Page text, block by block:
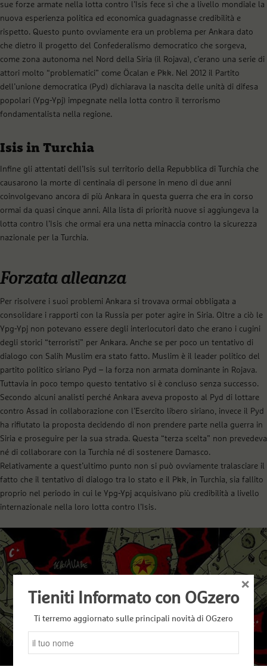
sue forze armate nella lotta contro l’Isis fece sì che a livello mondiale la
nuova esperienza politica ed economica guadagnasse credibilità e
rispetto. Questo punto ovviamente era un problema per Ankara dato
che dietro il progetto del Confederalismo democratico che sorgeva,
come zona autonoma nel Nord della Siria (il Rojava), c’erano una serie di
attori molto “problematici” come Öcalan e Pkk. Nel 2012 il Partito
dell’unione democratica (Pyd) dichiarava la nascita delle unità di difesa
popolari (Ypg-Ypj) impegnate nella lotta contro il terrorismo
fondamentalista nella regione.
Isis in Turchia
Infine gli attentati dell’Isis sul territorio della Repubblica di Turchia che
causarono la morte di centinaia di persone in meno di due anni
coinvolgevano ancora di più Ankara in questa guerra che era in corso
ormai da quasi cinque anni. Alla lista di priorità nuove si aggiungeva la
lotta contro l’Isis che ormai era una netta minaccia contro la sicurezza
nazionale per la Turchia.
Forzata alleanza
Per risolvere i suoi problemi Ankara si trovava ormai obbligata a
consolidare i rapporti con la Russia per poter agire in Siria. Oltre a ciò le
Ypg-Ypj non potevano essere degli interlocutori dato che erano i cugini
degli storici “terroristi” per Ankara. Anche se per poco un tentativo di
dialogo con Salih Muslim era stato fatto. Muslim è il leader politico del
partito politico siriano Pyd – la forza non armata dominante in Rojava.
Tuttavia in poco tempo questo tentativo si è concluso senza successo.
Secondo alcuni analisti perché Ankara aveva proposto al Pyd di lottare
contro Assad in collaborazione con l’Esercito libero siriano, invece il Pyd
ha rifiutato la proposta decidendo di non prendere parte nella guerra in
Siria e proseguire per la sua strada. Questa “terza scelta” non prevedeva
né di collaborare con la Turchia né di sostenere Damasco.
Relativamente a quest’ultimo punto non si può ovviamente tralasciare il
fatto che il tentativo di dialogo tra lo stato e il Pkk, in Turchia, sia fallito
proprio nel periodo in cui le Ypg-Ypj acquisivano più credibilità a livello
internazionale nella loro lotta contro l’Isis.
Tieniti Informato con OGzero
Ti terremo aggiornato sulle principali novità di OGzero
×